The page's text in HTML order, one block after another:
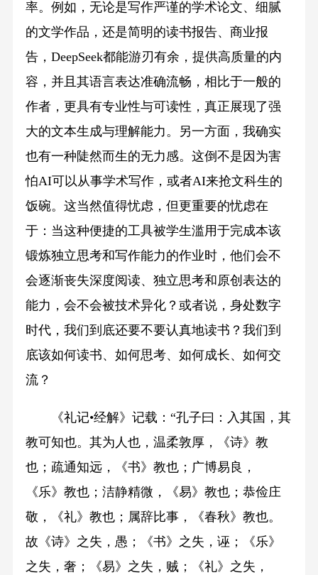
率。例如，无论是写作严谨的学术论文、细腻
的文学作品，还是简明的读书报告、商业报
告，DeepSeek都能游刃有余，提供高质量的内
容，并且其语言表达准确流畅，相比于一般的
作者，更具有专业性与可读性，真正展现了强
大的文本生成与理解能力。另一方面，我确实
也有一种陡然而生的无力感。这倒不是因为害
怕AI可以从事学术写作，或者AI来抢文科生的
饭碗。这当然值得忧虑，但更重要的忧虑在
于：当这种便捷的工具被学生滥用于完成本该
锻炼独立思考和写作能力的作业时，他们会不
会逐渐丧失深度阅读、独立思考和原创表达的
能力，会不会被技术异化？或者说，身处数字
时代，我们到底还要不要认真地读书？我们到
底该如何读书、如何思考、如何成长、如何交
流？
《礼记•经解》记载：“孔子曰：入其国，其
教可知也。其为人也，温柔敦厚，《诗》教
也；疏通知远，《书》教也；广博易良，
《乐》教也；洁静精微，《易》教也；恭俭庄
敬，《礼》教也；属辞比事，《春秋》教也。
故《诗》之失，愚；《书》之失，诬；《乐》
之失，奢；《易》之失，贼；《礼》之失，